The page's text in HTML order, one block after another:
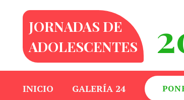
JORNADAS DE
ADOLESCENTES
INICIO GALERÍA 24